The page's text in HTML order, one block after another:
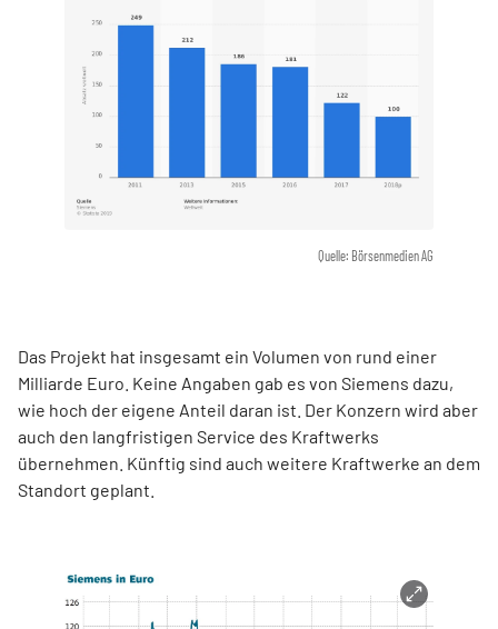
Quelle: Börsenmedien AG
Das Projekt hat insgesamt ein Volumen von rund einer
Milliarde Euro. Keine Angaben gab es von Siemens dazu,
wie hoch der eigene Anteil daran ist. Der Konzern wird aber
auch den langfristigen Service des Kraftwerks
übernehmen. Künftig sind auch weitere Kraftwerke an dem
Standort geplant.